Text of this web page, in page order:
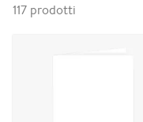
117 prodotti